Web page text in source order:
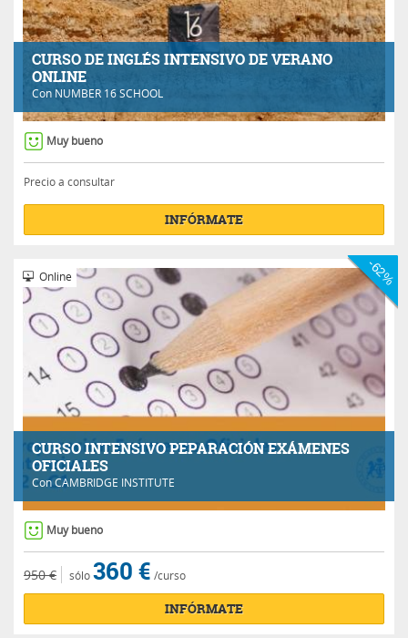
CURSO DE INGLÉS INTENSIVO DE VERANO
ONLINE
Con NUMBER 16 SCHOOL
Muy bueno
Precio a consultar
INFÓRMATE
CURSO INTENSIVO PEPARACIÓN EXÁMENES
OFICIALES
ConCAMBRIDGE INSTITUTE
Online -62%
Muy bueno
950 € sólo360 € /curso
INFÓRMATE